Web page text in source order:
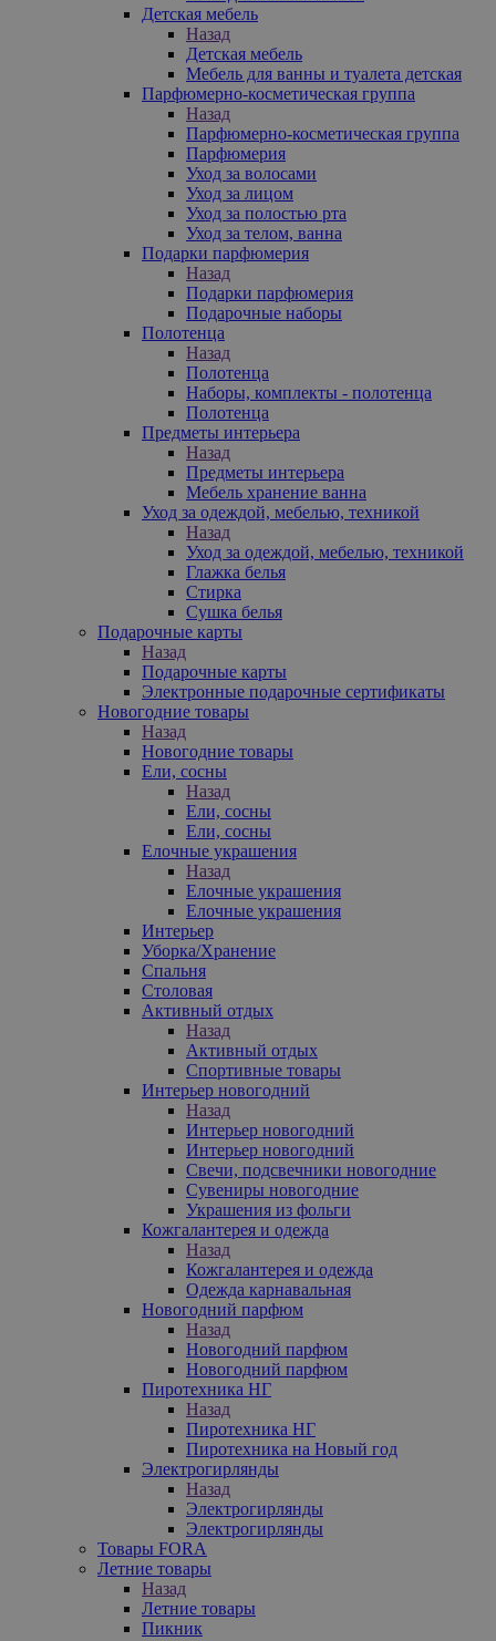
Детская мебель
Назад
Детская мебель
Мебель для ванны и туалета детская
Парфюмерно-косметическая группа
Назад
Парфюмерно-косметическая группа
Парфюмерия
Уход за волосами
Уход за лицом
Уход за полостью рта
Уход за телом, ванна
Подарки парфюмерия
Назад
Подарки парфюмерия
Подарочные наборы
Полотенца
Назад
Полотенца
Наборы, комплекты - полотенца
Полотенца
Предметы интерьера
Назад
Предметы интерьера
Мебель хранение ванна
Уход за одеждой, мебелью, техникой
Назад
Уход за одеждой, мебелью, техникой
Глажка белья
Стирка
Сушка белья
Подарочные карты
Назад
Подарочные карты
Электронные подарочные сертификаты
Новогодние товары
Назад
Новогодние товары
Ели, сосны
Назад
Ели, сосны
Ели, сосны
Елочные украшения
Назад
Елочные украшения
Елочные украшения
Интерьер
Уборка/Хранение
Спальня
Столовая
Активный отдых
Назад
Активный отдых
Спортивные товары
Интерьер новогодний
Назад
Интерьер новогодний
Интерьер новогодний
Свечи, подсвечники новогодние
Сувениры новогодние
Украшения из фольги
Кожгалантерея и одежда
Назад
Кожгалантерея и одежда
Одежда карнавальная
Новогодний парфюм
Назад
Новогодний парфюм
Новогодний парфюм
Пиротехника НГ
Назад
Пиротехника НГ
Пиротехника на Новый год
Электрогирлянды
Назад
Электрогирлянды
Электрогирлянды
Товары FORA
Летние товары
Назад
Летние товары
Пикник